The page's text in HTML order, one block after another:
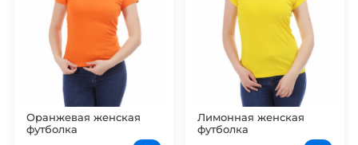
Оранжевая женская
футболка
Лимонная женская
футболка